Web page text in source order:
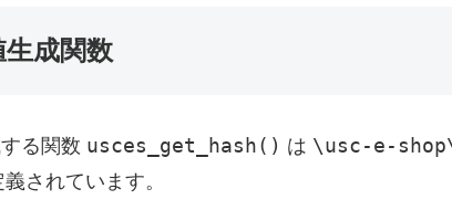
成関数
る関数 usces_get_hash() は \usc-e-
されています。